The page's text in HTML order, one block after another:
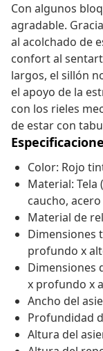
Con algunos
agradable.
al acolchado de
confort al
largos, el sillón
el apoyo de la
con los rieles
de estar con
Color: Rojo
Material: Tela
caucho, acero
Material de
Dimensiones
profundo x
Dimensiones
x profundo x
Ancho del
Profundidad
Altura del